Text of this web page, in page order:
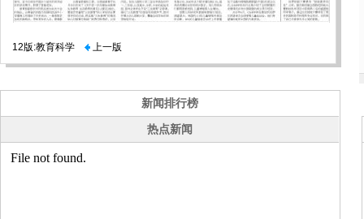
12版:教育科学 上一版
新闻排行榜
热点新闻